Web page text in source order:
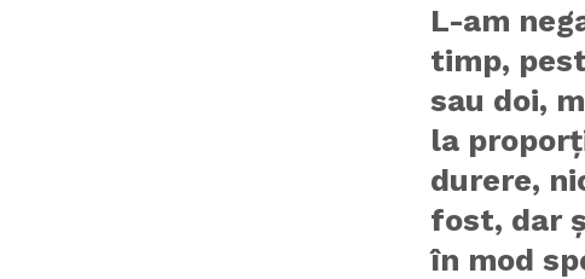
L-am
timp,
sau doi,
la
durere,
fost, dar
în mod